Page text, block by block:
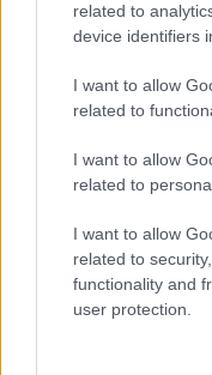
related to
device identifiers
I want to allow
related to
I want to allow
related to
I want to allow
related to
functionality and
user protection.
„…három idő van:
jelen a jövőről. A
valami ott van,
Emlékezésünk:
jelenről.
Aurelius
István, Budapest,
Törzsgyűjtemény
Tehát csak a jelen